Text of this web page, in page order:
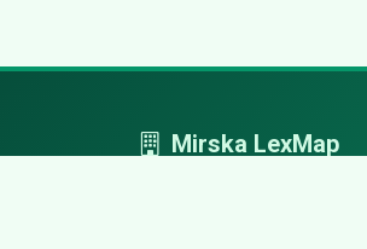
Mirska LexMap